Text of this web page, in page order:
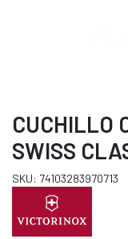
CUCHILLO
SWISS
SKU: 74103283970713